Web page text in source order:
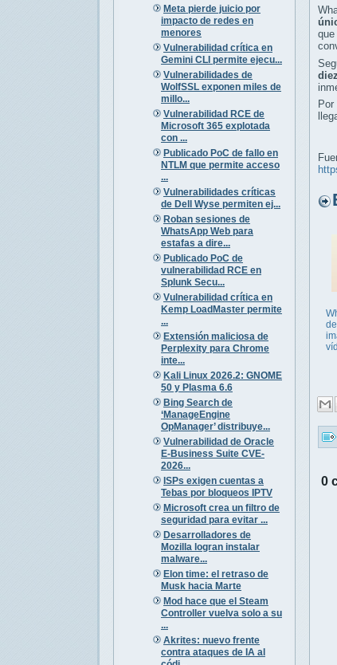
Meta pierde juicio por
impacto de redes en
menores
Vulnerabilidad crítica en
Gemini CLI permite ejecu...
Vulnerabilidades de
WolfSSL exponen miles de
millo...
Vulnerabilidad RCE de
Microsoft 365 explotada
con ...
Publicado PoC de fallo en
NTLM que permite acceso
...
Vulnerabilidades críticas
de Dell Wyse permiten ej...
Roban sesiones de
WhatsApp Web para
estafas a dire...
Publicado PoC de
vulnerabilidad RCE en
Splunk Secu...
Vulnerabilidad crítica en
Kemp LoadMaster permite
...
Extensión maliciosa de
Perplexity para Chrome
inte...
Kali Linux 2026.2: GNOME
50 y Plasma 6.6
Bing Search de
‘ManageEngine
OpManager’ distribuye...
Vulnerabilidad de Oracle
E-Business Suite CVE-
2026...
ISPs exigen cuentas a
Tebas por bloqueos IPTV
Microsoft crea un filtro de
seguridad para evitar ...
Desarrolladores de
Mozilla logran instalar
malware...
Elon time: el retraso de
Musk hacia Marte
Mod hace que el Steam
Controller vuelva solo a su
...
Akrites: nuevo frente
contra ataques de IA al
0